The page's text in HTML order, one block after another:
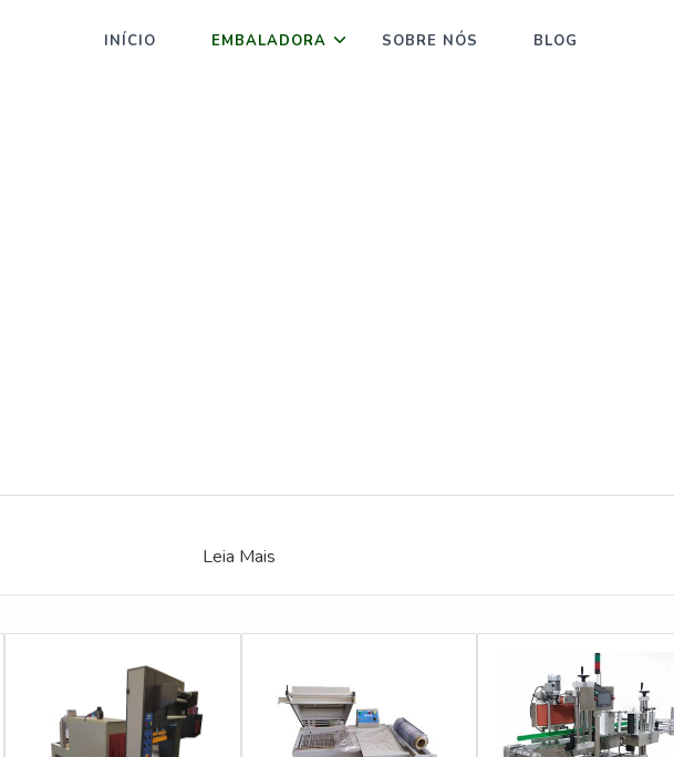
INÍCIO EMBALADORA SOBRE NÓS BLOG
Leia Mais